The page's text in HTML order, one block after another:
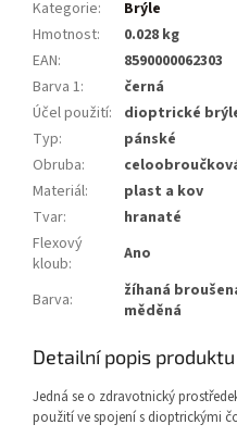
Kategorie:
Brýle
Hmotnost:
0.028 kg
EAN:
8590000062303
Barva 1:
černá
Účel použití:
dioptrické
Typ:
pánské
Obruba:
Materiál:
plast a kov
Tvar:
hranaté
Flexový
kloub: Ano
Barva:
žíhaná
měděná
Detailní popis produktu
Jedná se o zdravotnický
použití ve spojení s dioptrickými